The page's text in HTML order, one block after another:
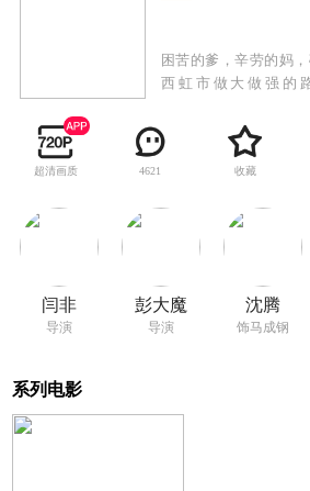
困苦的爹，辛劳的妈
西虹市做大做强的
饰）和春兰（马丽 饰
而儿子马继业（肖帛辰
唯一希望。小马很争
天长大，他却逐渐发
劲……
超清画质 4621 收藏
闫非
导演
彭大魔
导演
沈腾
饰马成钢
系列电影